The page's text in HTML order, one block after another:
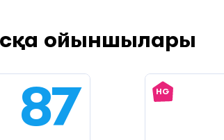
ойыншылары
87 HG